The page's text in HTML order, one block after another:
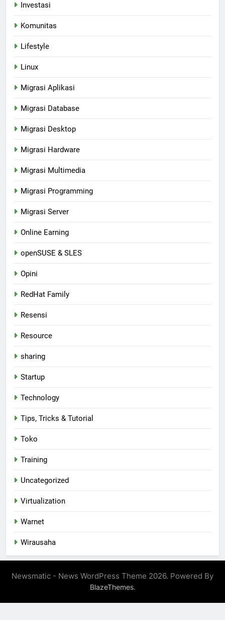
Investasi
Komunitas
Lifestyle
Linux
Migrasi Aplikasi
Migrasi Database
Migrasi Desktop
Migrasi Hardware
Migrasi Multimedia
Migrasi Programming
Migrasi Server
Online Earning
openSUSE & SLES
Opini
RedHat Family
Resensi
Resource
sharing
Startup
Technology
Tips, Tricks & Tutorial
Toko
Training
Uncategorized
Virtualization
Warnet
Wirausaha
Newsmatic - News WordPress Theme 2026. Powered By
BlazeThemes.